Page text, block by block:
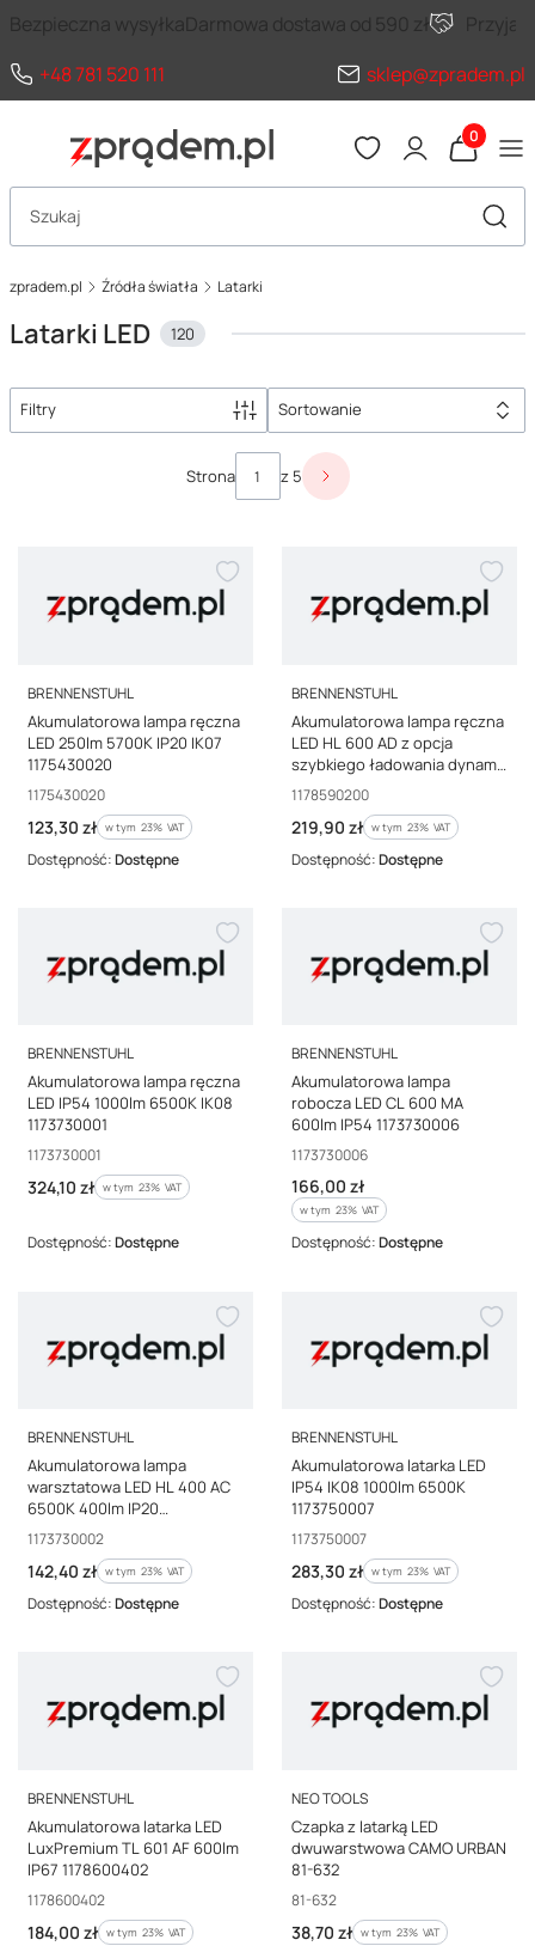
Bezpieczna wysyłkaDarmowa dostawa od 590 zł
+48 781 520 111
sklep@zpradem.pl
Produkty
Otwórz wyszukiwarkę
zpradem.pl Źródła światła Latarki
Latarki LED 120
Filtry Sortowanie
Lista produktówStrona z 5 Następne produkty
PRODUCENT
BRENNENSTUHL
Akumulatorowa lampa ręczna
LED 250lm 5700K IP20 IK07
1175430020
Kod producenta
1175430020
Cena brutto
123,30 zł w tym %s VAT
w tym 23% VAT
Dostępność:Dostępne
PRODUCENT
BRENNENSTUHL
Akumulatorowa lampa ręczna
LED HL 600 AD z opcja
szybkiego ładowania dynamo
600+180lm, IP54 1178590200
Kod producenta
1178590200
Cena brutto
219,90 zł w tym %s VAT
w tym 23% VAT
Dostępność:Dostępne
PRODUCENT
BRENNENSTUHL
Akumulatorowa lampa ręczna
LED IP54 1000lm 6500K IK08
1173730001
Kod producenta
1173730001
Cena brutto
324,10 zł w tym %s VAT
w tym 23% VAT
Dostępność:Dostępne
PRODUCENT
BRENNENSTUHL
Akumulatorowa lampa
robocza LED CL 600 MA
600lm IP54 1173730006
Kod producenta
1173730006
Cena brutto
166,00 zł
w tym %s VAT
w tym 23% VAT
Dostępność:Dostępne
PRODUCENT
BRENNENSTUHL
Akumulatorowa lampa
warsztatowa LED HL 400 AC
6500K 400lm IP20
1173730002
Kod producenta
1173730002
Cena brutto
142,40 zł w tym %s VAT
w tym 23% VAT
Dostępność:Dostępne
PRODUCENT
BRENNENSTUHL
Akumulatorowa latarka LED
IP54 IK08 1000lm 6500K
1173750007
Kod producenta
1173750007
Cena brutto
283,30 zł w tym %s VAT
w tym 23% VAT
Dostępność:Dostępne
PRODUCENT
BRENNENSTUHL
Akumulatorowa latarka LED
LuxPremium TL 601 AF 600lm
IP67 1178600402
Kod producenta
1178600402
Cena brutto
184,00 zł w tym %s VAT
w tym 23% VAT
PRODUCENT
NEO TOOLS
Czapka z latarką LED
dwuwarstwowa CAMO URBAN
81-632
Kod producenta
81-632
Cena brutto
38,70 zł w tym %s VAT
w tym 23% VAT